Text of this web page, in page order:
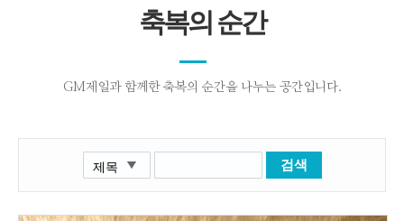
축복의 순간
GM제일과 함께한 축복의 순간을 나누는 공간입니다.
검색